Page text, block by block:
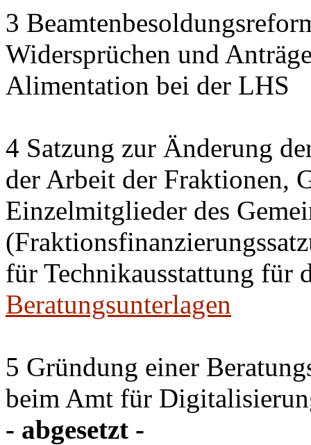
3
Widersprüchen und
Alimentation bei der LHS
4 Satzung zur Änderung
der Arbeit der Fraktionen,
Einzelmitglieder des
für Technikausstattung für
Beratungsunterlagen
5 Gründung einer
beim Amt für
- abgesetzt -